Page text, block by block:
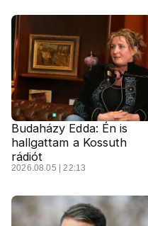
Budaházy Edda: Én is
hallgattam a Kossuth
rádiót
2026.08.05 | 22:13